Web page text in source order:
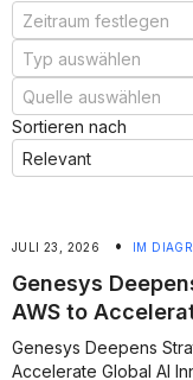
Sortieren nach
JULI 23, 2026 • IM
Genesys
AWS to
Genesys Deepens
Accelerate Global AI